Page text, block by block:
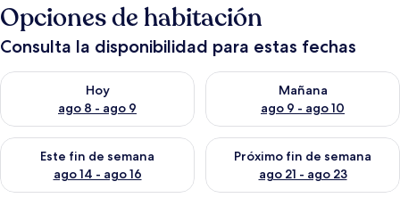
Opciones de habitación
Consulta la disponibilidad para estas fechas
Hoy
ago 8 - ago 9
Consulta la disponibilidad para hoy ago 8 - ago 9
Mañana
ago 9 - ago 10
Consulta la disponibilidad
Este fin de semana
ago 14 - ago 16
Consulta la disponibilidad para este fin de semana ago 14 -
Próximo fin de semana
ago 21 - ago 23
Consulta la disponibilidad